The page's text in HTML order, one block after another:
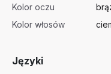
Kolor oczu
Kolor włosów
Języki